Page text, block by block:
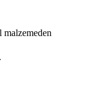
malzemeden